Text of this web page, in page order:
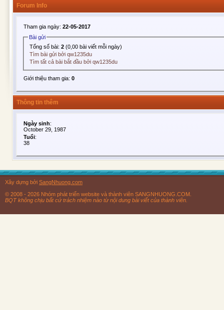
Forum Info
Tham gia ngày: 22-05-2017
Bài gửi
Tổng số bài:2 (0,00 bài viết mỗi ngày)
Tìm bài gửi bởi qw1235du
Tìm tất cả bài bắt đầu bởi qw1235du
Giới thiệu tham gia: 0
Thông tin thêm
Ngày sinh:
October 29, 1987
Tuổi:
38
Xây dựng bởi SangNhuong.com
© 2008 - 2026 Nhóm phát triển website và thành viên SANGNHUONG.COM.
BQT không chịu bất cứ trách nhiệm nào từ nội dung bài viết của thành viên.